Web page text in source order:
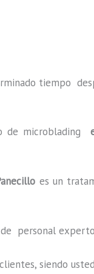
tiempo
de microblading
es un
personal
siendo